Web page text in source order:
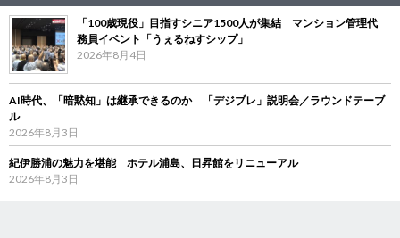
「100歳現役」目指すシニア1500人が集結 マンション管理代
務員イベント「うぇるねすシップ」
2026年8月4日
AI時代、「暗黙知」は継承できるのか 「デジブレ」説明会／ラウンドテーブ
ル
2026年8月3日
紀伊勝浦の魅力を堪能 ホテル浦島、日昇館をリニューアル
2026年8月3日